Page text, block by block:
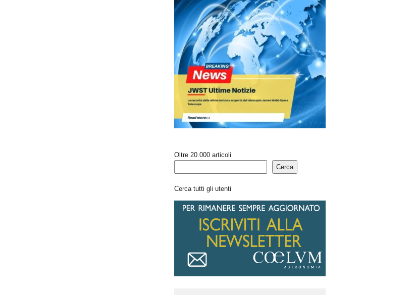
Oltre 20.000 articoli
Cerca
Cerca tutti gli utenti